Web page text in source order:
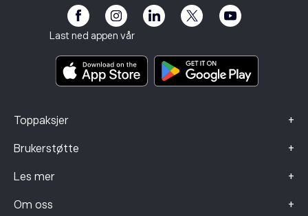
Last ned appen vår
Toppaksjer +
Brukerstøtte +
Les mer +
Om oss +
Risikoopplysning
Betingelser og vilkår
Nøkkelinformasjonsdokumenter
Klagedata (FCA-klienter)
Investeringsforsikring